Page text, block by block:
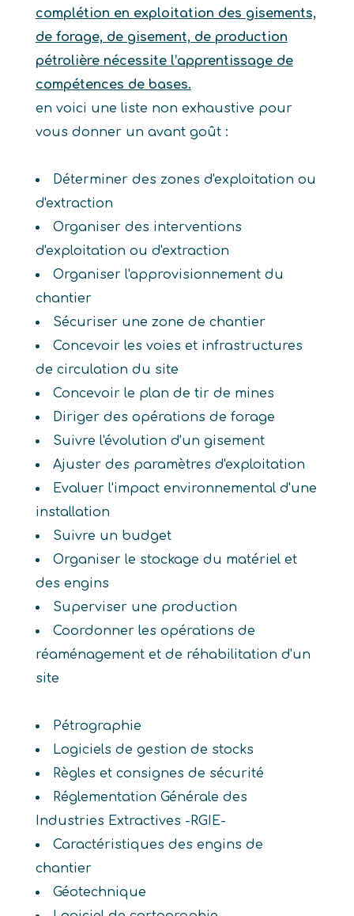
complétion en exploitation des gisements,
de forage, de gisement, de production
pétrolière nécessite l’apprentissage de
compétences de bases.
en voici une liste non exhaustive pour
vous donner un avant goût :
Déterminer des zones d'exploitation ou
d'extraction
Organiser des interventions
d'exploitation ou d'extraction
Organiser l'approvisionnement du
chantier
Sécuriser une zone de chantier
Concevoir les voies et infrastructures
de circulation du site
Concevoir le plan de tir de mines
Diriger des opérations de forage
Suivre l'évolution d'un gisement
Ajuster des paramètres d'exploitation
Evaluer l'impact environnemental d'une
installation
Suivre un budget
Organiser le stockage du matériel et
des engins
Superviser une production
Coordonner les opérations de
réaménagement et de réhabilitation d'un
site
Pétrographie
Logiciels de gestion de stocks
Règles et consignes de sécurité
Réglementation Générale des
Industries Extractives -RGIE-
Caractéristiques des engins de
chantier
Géotechnique